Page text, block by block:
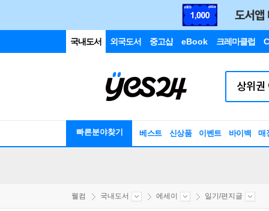
국내도서 외국도서 중고샵 eBook 크레마클럽
빠른분야찾기 베스트 신상품 이벤트 바이백 매
웰컴 국내도서 에세이 일기/편지글